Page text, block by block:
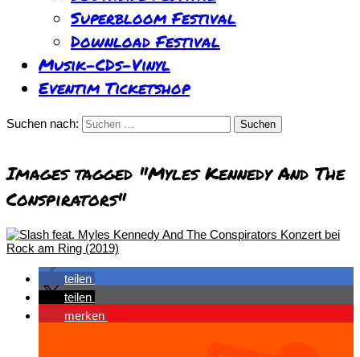
Superbloom Festival
Download Festival
Musik-CDs-Vinyl
Eventim Ticketshop
Suchen nach:
Images tagged "Myles Kennedy And The
Conspirators"
teilen
teilen
merken